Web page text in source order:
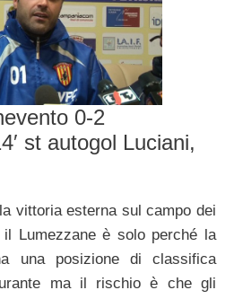
0-2
st autogol Luciani,
vittoria esterna sul campo dei
il Lumezzane è solo perché la
una posizione di classifica
ma il rischio è che gli